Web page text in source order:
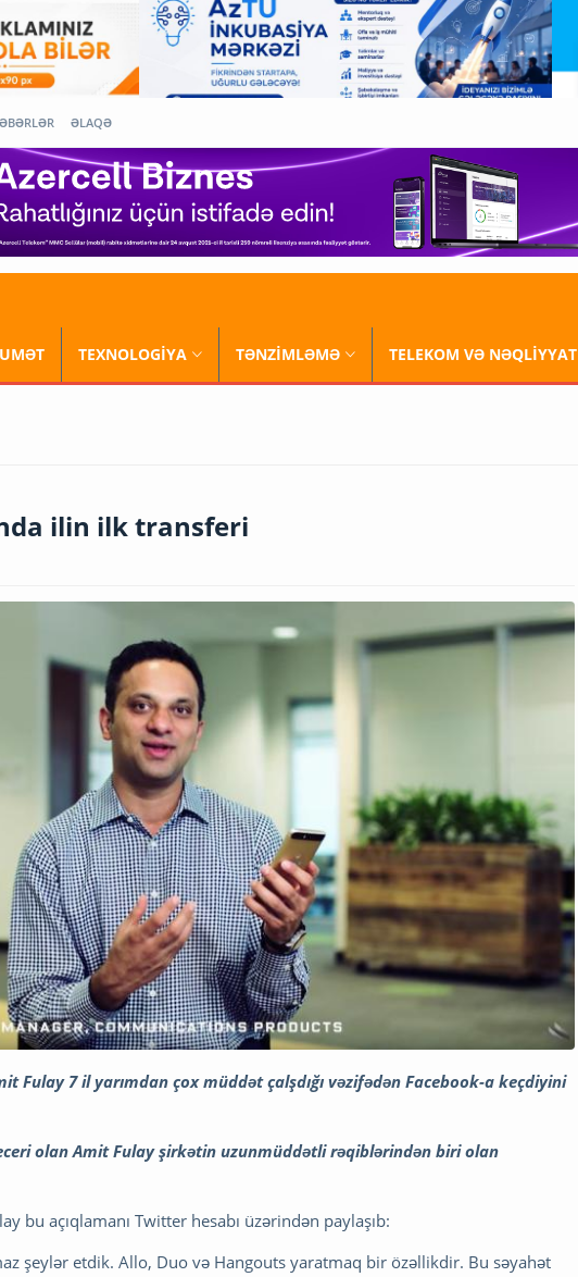
ƏLAQƏ
TEXNOLOGİYA TƏNZİMLƏMƏ TELEKOM VƏ NƏQLİYYAT
ilin ilk transferi
Fulay 7 il yarımdan çox müddət çalşdığı vəzifədən Facebook-a keçdiyini
olan Amit Fulay şirkətin uzunmüddətli rəqiblərindən biri olan
bu açıqlamanı Twitter hesabı üzərindən paylaşıb:
şeylər etdik. Allo, Duo və Hangouts yaratmaq bir özəllikdir. Bu səyahət